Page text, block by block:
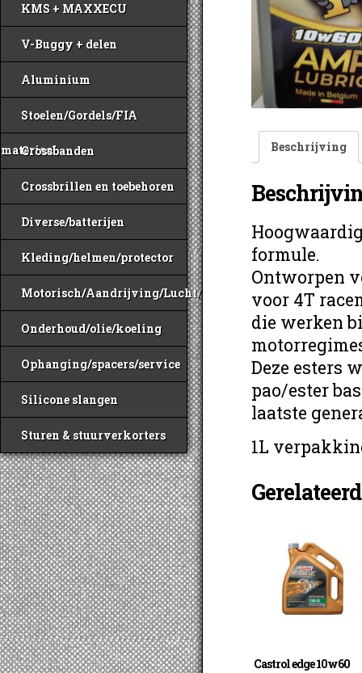
KMS + MAXXECU
V-Buggy + delen
Aluminium
Stoelen/Gordels/FIA
materiaal
Crossbanden
Crossbrillen en toebehoren
Diverse/batterijen
Kleding/helmen/protector
Motorisch/Aandrijving/Lucht/Benzine
Onderhoud/olie/koeling
Ophanging/spacers/service
Silicone slangen
Sturen & stuurverkorters
Beschrijving
formule.
Ontworpen
voor 4T
die werken
Deze esters
pao/ester
laatste
1L
Castrol edge 10w60